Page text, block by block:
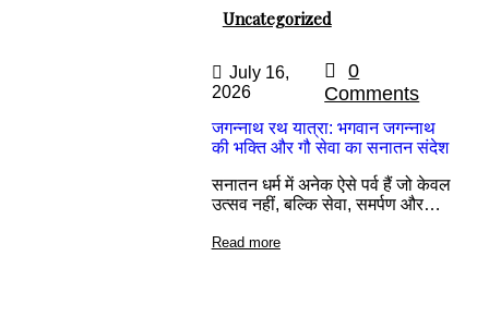
Uncategorized
July 16,
2026
0
Comments
जगन्नाथ रथ यात्रा: भगवान जगन्नाथ
की भक्ति और गौ सेवा का सनातन संदेश
सनातन धर्म में अनेक ऐसे पर्व हैं जो केवल
उत्सव नहीं, बल्कि सेवा, समर्पण और…
Read more